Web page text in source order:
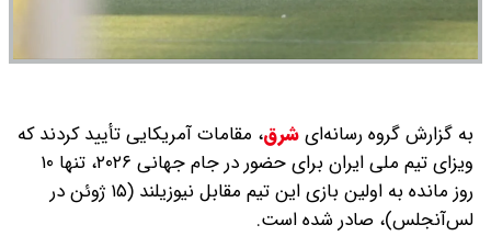
به گزارش گروه رسانه‌ایشرق، مقامات آمریکایی تأیید کردند که
ویزای تیم ملی ایران برای حضور در جام جهانی ۲۰۲۶، تنها ۱۰
روز مانده به اولین بازی این تیم مقابل نیوزیلند (۱۵ ژوئن در
لس‌آنجلس)، صادر شده است.